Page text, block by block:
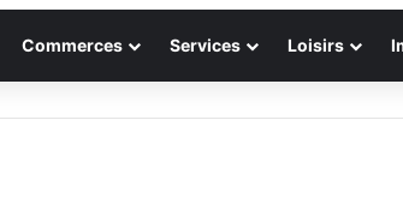
Commerces Services Loisirs